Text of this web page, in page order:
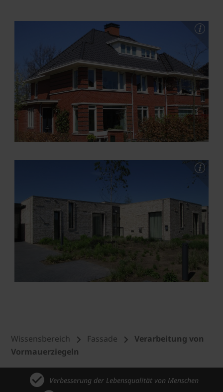
Wissensbereich Fassade
Verarbeitung von
Vormauerziegeln
Verbesserung der Lebensqualität von Menschen